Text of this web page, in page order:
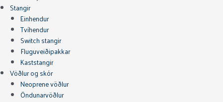
Stangir
Einhendur
Tvíhendur
Switch stangir
Fluguveiðipakkar
Kaststangir
Vöðlur og skór
Neoprene vöðlur
Öndunarvöðlur